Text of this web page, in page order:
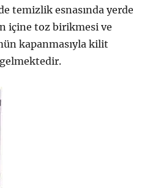
temizlik esnasında yerde
içine toz birikmesi ve
kapanmasıyla kilit
gelmektedir.